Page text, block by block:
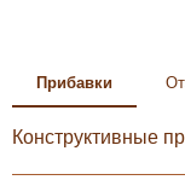
Прибавки
Конструктивные